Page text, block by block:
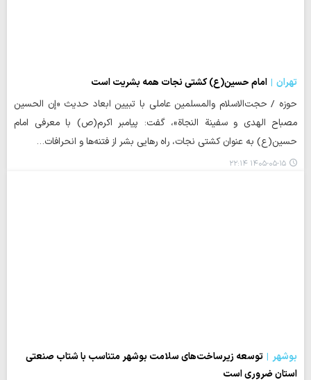
تهران
امام حسین(ع) کشتی نجات همه بشریت است
حوزه / حجت‌الاسلام والمسلمین عاملی با تبیین ابعاد حدیث «إن الحسین
مصباح الهدی و سفینة النجاة»، گفت: پیامبر اکرم(ص) با معرفی امام
حسین(ع) به عنوان کشتی نجات، راه رهایی بشر از فتنه‌ها و انحرافات…
۱۴۰۵-۰۵-۱۵ ۲۲:۱۴
بوشهر
توسعه زیرساخت‌های سلامت بوشهر متناسب با شتاب صنعتی
استان ضروری است